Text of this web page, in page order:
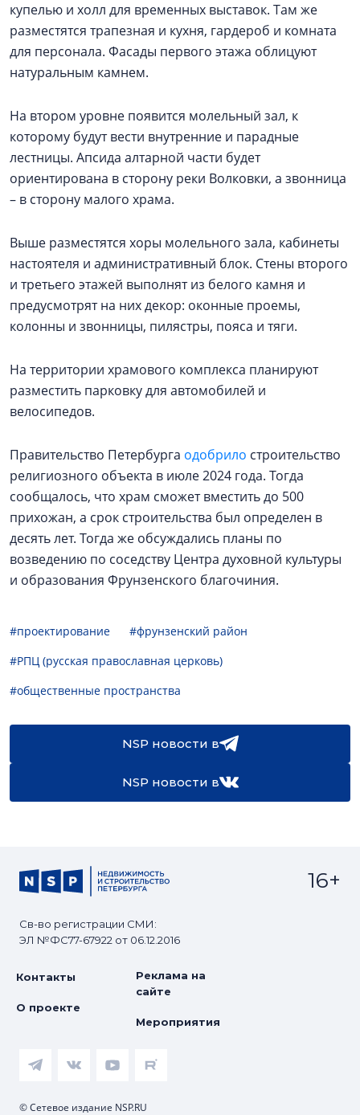
купелью и холл для временных выставок. Там же
разместятся трапезная и кухня, гардероб и комната
для персонала. Фасады первого этажа облицуют
натуральным камнем.
На втором уровне появится молельный зал, к
которому будут вести внутренние и парадные
лестницы. Апсида алтарной части будет
ориентирована в сторону реки Волковки, а звонница
– в сторону малого храма.
Выше разместятся хоры молельного зала, кабинеты
настоятеля и административный блок. Стены второго
и третьего этажей выполнят из белого камня и
предусмотрят на них декор: оконные проемы,
колонны и звонницы, пилястры, пояса и тяги.
На территории храмового комплекса планируют
разместить парковку для автомобилей и
велосипедов.
Правительство Петербурга одобрило строительство
религиозного объекта в июле 2024 года. Тогда
сообщалось, что храм сможет вместить до 500
прихожан, а срок строительства был определен в
десять лет. Тогда же обсуждались планы по
возведению по соседству Центра духовной культуры
и образования Фрунзенского благочиния.
#проектирование
#фрунзенский район
#РПЦ (русская православная церковь)
#общественные пространства
NSP новости в
NSP новости в
Св-во регистрации СМИ:
ЭЛ №ФС77-67922 от 06.12.2016
16+
Контакты
О проекте
Реклама на
сайте
Мероприятия
© Сетевое издание NSP.RU